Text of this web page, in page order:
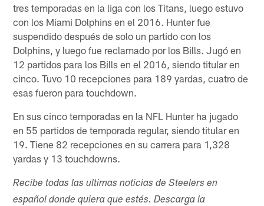
tres temporadas en la liga con los Titans, luego estuvo
con los Miami Dolphins en el 2016. Hunter fue
suspendido después de solo un partido con los
Dolphins, y luego fue reclamado por los Bills. Jugó en
12 partidos para los Bills en el 2016, siendo titular en
cinco. Tuvo 10 recepciones para 189 yardas, cuatro de
esas fueron para touchdown.
En sus cinco temporadas en la NFL Hunter ha jugado
en 55 partidos de temporada regular, siendo titular en
19. Tiene 82 recepciones en su carrera para 1,328
yardas y 13 touchdowns.
Recibe todas las ultimas noticias de Steelers en
español donde quiera que estés. Descarga la